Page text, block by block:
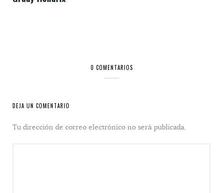
0 COMENTARIOS
DEJA UN COMENTARIO
Tu dirección de correo electrónico no será publicada.